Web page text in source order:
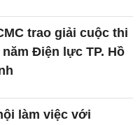
trao giải cuộc thi
Điện lực TP. Hồ
làm việc với